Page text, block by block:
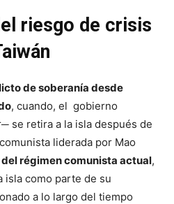
riesgo de crisis
de soberanía desde
, cuando, el gobierno
se retira a la isla después de
liderada por Mao
régimen comunista actual,
como parte de su
a lo largo del tiempo